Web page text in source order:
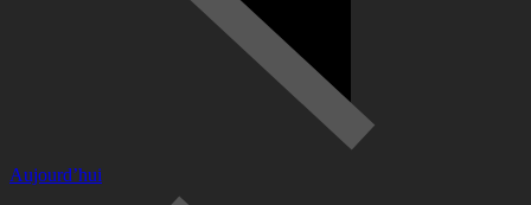
Aujourd’hui